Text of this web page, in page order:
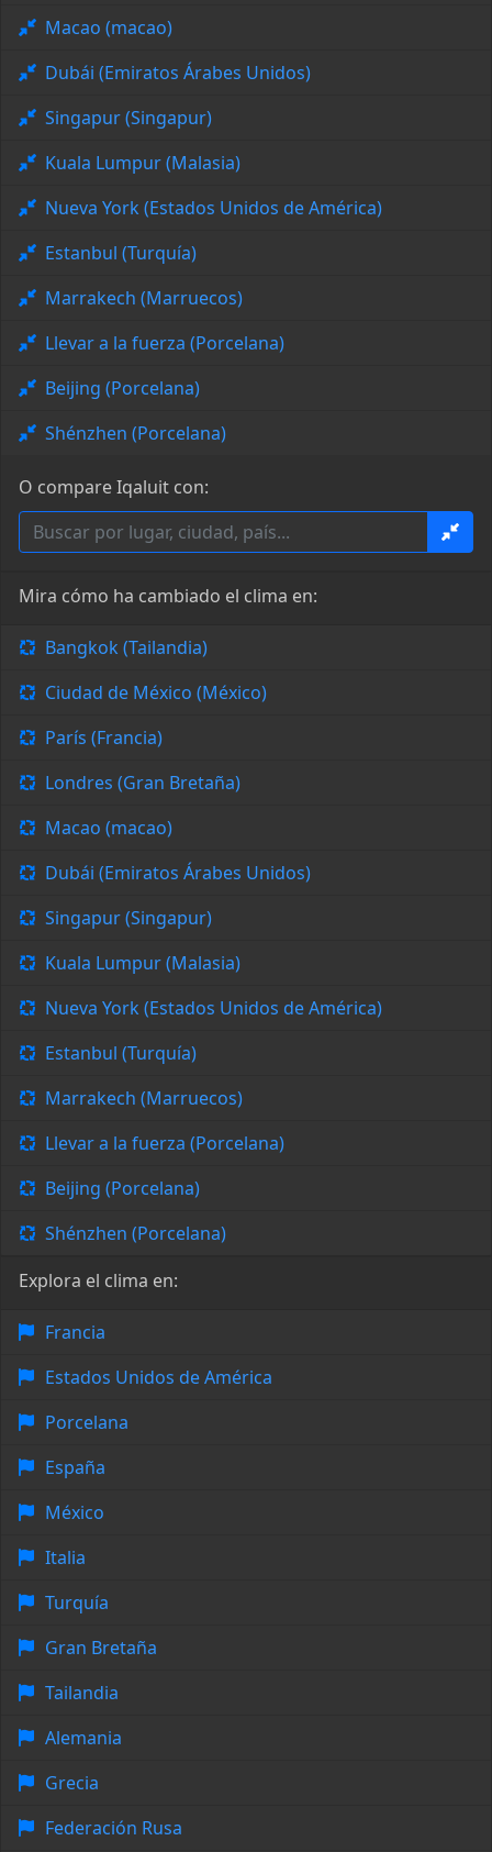
Macao (macao)
Dubái (Emiratos Árabes Unidos)
Singapur (Singapur)
Kuala Lumpur (Malasia)
Nueva York (Estados Unidos de América)
Estanbul (Turquía)
Marrakech (Marruecos)
Llevar a la fuerza (Porcelana)
Beijing (Porcelana)
Shénzhen (Porcelana)
O compare Iqaluit con:
Mira cómo ha cambiado el clima en:
Bangkok (Tailandia)
Ciudad de México (México)
París (Francia)
Londres (Gran Bretaña)
Macao (macao)
Dubái (Emiratos Árabes Unidos)
Singapur (Singapur)
Kuala Lumpur (Malasia)
Nueva York (Estados Unidos de América)
Estanbul (Turquía)
Marrakech (Marruecos)
Llevar a la fuerza (Porcelana)
Beijing (Porcelana)
Shénzhen (Porcelana)
Explora el clima en:
Francia
Estados Unidos de América
Porcelana
España
México
Italia
Turquía
Gran Bretaña
Tailandia
Alemania
Grecia
Federación Rusa